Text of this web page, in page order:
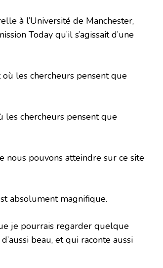
à l’Université de Manchester,
Today qu’il s’agissait d’une
les chercheurs pensent que
nous pouvons atteindre sur ce site
absolument magnifique.
je pourrais regarder quelque
beau, et qui raconte aussi